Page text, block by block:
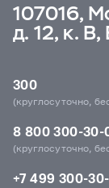
107016,
д. 12, к.
300
(круглосуточно,
8 800 300-30-
(круглосуточно,
+7 499 300-